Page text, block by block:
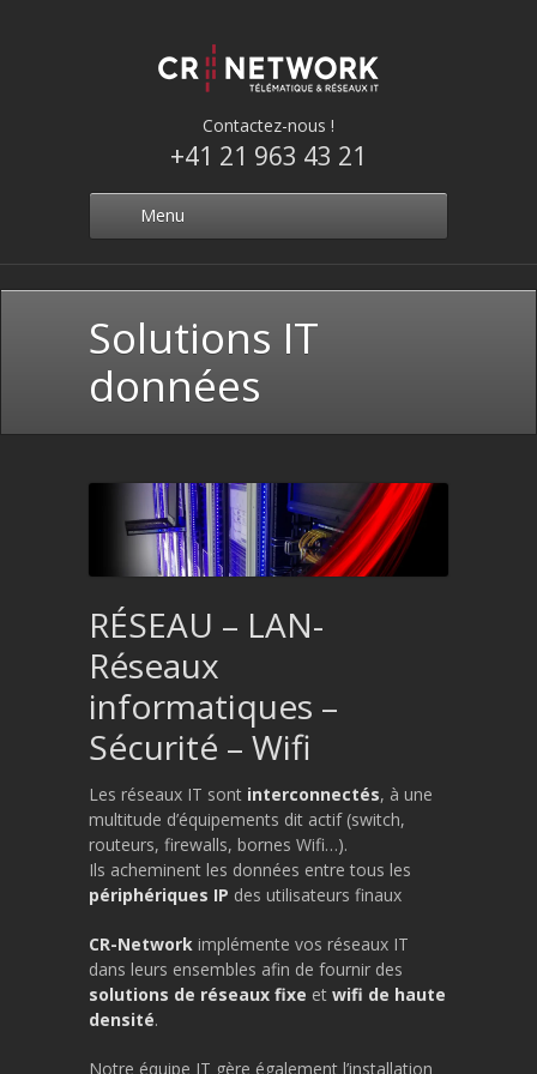
Contactez-nous !
+41 21 963 43 21
Menu
Solutions IT
données
RÉSEAU – LAN-
Réseaux
informatiques –
Sécurité – Wifi
Les réseaux IT sont interconnectés, à une
multitude d’équipements dit actif (switch,
routeurs, firewalls, bornes Wifi…).
Ils acheminent les données entre tous les
périphériques IP des utilisateurs finaux
CR-Network implémente vos réseaux IT
dans leurs ensembles afin de fournir des
solutions de réseaux fixe et wifi de haute
densité.
Notre équipe IT gère également l’installation